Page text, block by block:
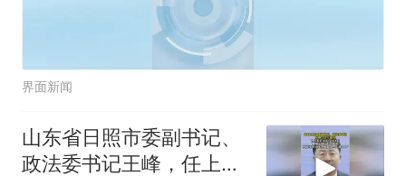
界面新闻
山东省日照市委副书记、
政法委书记王峰，任上被